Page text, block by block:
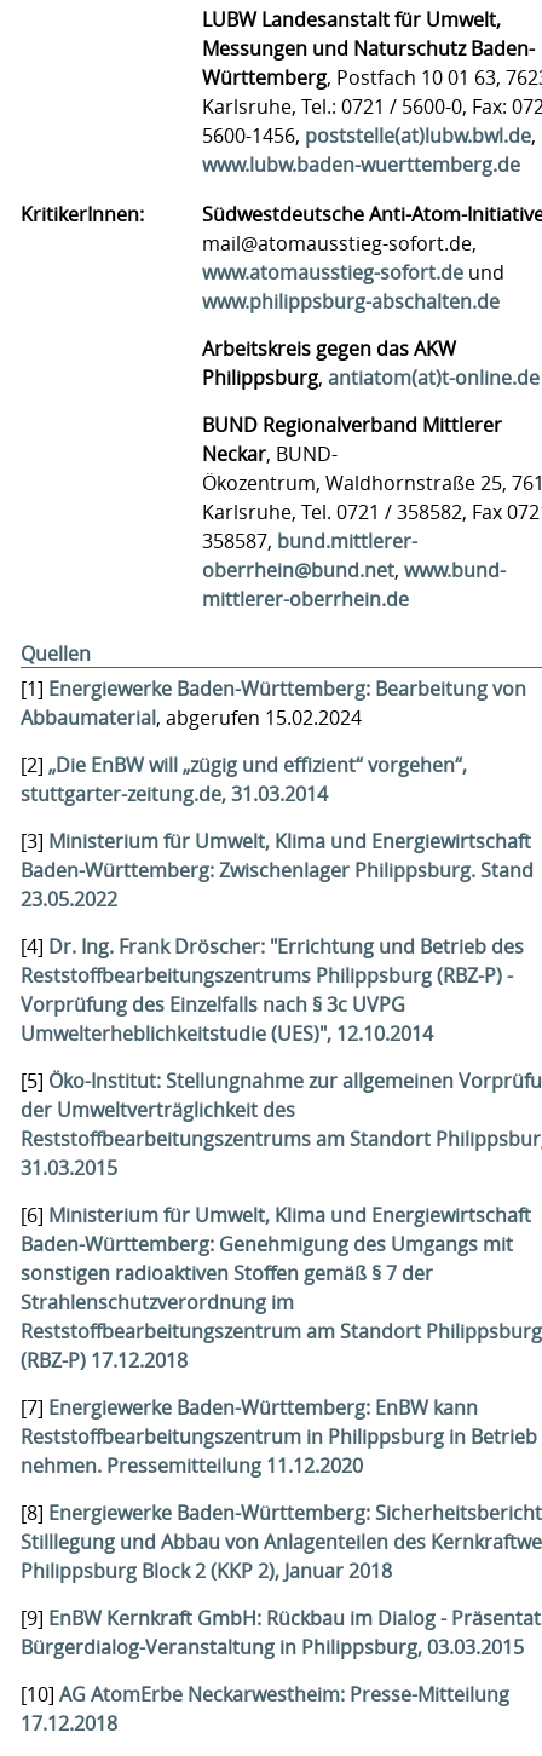
LUBW Landesanstalt für Umwelt,
Messungen und Naturschutz Baden-
Württemberg, Postfach 10 01 63,
Karlsruhe, Tel.: 0721 / 5600-0, Fax:
5600-1456, poststelle(at)lubw.bwl.de,
www.lubw.baden-wuerttemberg.de
KritikerInnen:
Südwestdeutsche Anti-Atom-
mail@atomausstieg-sofort.de,
www.atomausstieg-sofort.de und
www.philippsburg-abschalten.de
Arbeitskreis gegen das AKW
Philippsburg, antiatom(at)t-online.de
BUND Regionalverband Mittlerer
Neckar, BUND-
Ökozentrum, Waldhornstraße 25,
Karlsruhe, Tel. 0721 / 358582, Fax
358587, bund.mittlerer-
oberrhein@bund.net, www.bund-
mittlerer-oberrhein.de
Quellen
[1] Energiewerke Baden-Württemberg: Bearbeitung von
Abbaumaterial, abgerufen 15.02.2024
[2] „Die EnBW will „zügig und effizient“ vorgehen“,
stuttgarter-zeitung.de, 31.03.2014
[3] Ministerium für Umwelt, Klima und Energiewirtschaft
Baden-Württemberg: Zwischenlager Philippsburg. Stand
23.05.2022
[4] Dr. Ing. Frank Dröscher: "Errichtung und Betrieb des
Reststoffbearbeitungszentrums Philippsburg (RBZ-P) -
Vorprüfung des Einzelfalls nach § 3c UVPG
Umwelterheblichkeitstudie (UES)", 12.10.2014
[5] Öko-Institut: Stellungnahme zur allgemeinen
der Umweltverträglichkeit des
Reststoffbearbeitungszentrums am Standort
31.03.2015
[6] Ministerium für Umwelt, Klima und Energiewirtschaft
Baden-Württemberg: Genehmigung des Umgangs mit
sonstigen radioaktiven Stoffen gemäß § 7 der
Strahlenschutzverordnung im
Reststoffbearbeitungszentrum am Standort Philippsburg
(RBZ-P) 17.12.2018
[7] Energiewerke Baden-Württemberg: EnBW kann
Reststoffbearbeitungszentrum in Philippsburg in Betrieb
nehmen. Pressemitteilung 11.12.2020
[8] Energiewerke Baden-Württemberg:
Stilllegung und Abbau von Anlagenteilen des
Philippsburg Block 2 (KKP 2), Januar 2018
[9] EnBW Kernkraft GmbH: Rückbau im Dialog -
Bürgerdialog-Veranstaltung in Philippsburg, 03.03.2015
[10] AG AtomErbe Neckarwestheim: Presse-Mitteilung
17.12.2018